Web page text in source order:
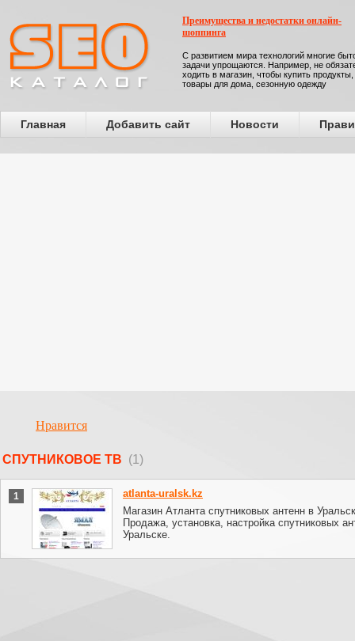
Преимущества и недостатки онлайн-
шоппинга
С развитием мира технологий многие
задачи упрощаются. Например, не
ходить в магазин, чтобы купить продукты,
товары для дома, сезонную одежду
Главная Добавить сайт Новости
Нравится
СПУТНИКОВОЕ ТВ (1)
1
atlanta-uralsk.kz
Магазин Атланта спутниковых антенн в
Продажа, установка, настройка спутниковых
Уральске.